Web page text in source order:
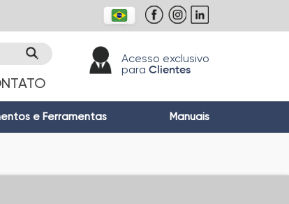
Acesso exclusivo
para Clientes
e Ferramentas Manuais